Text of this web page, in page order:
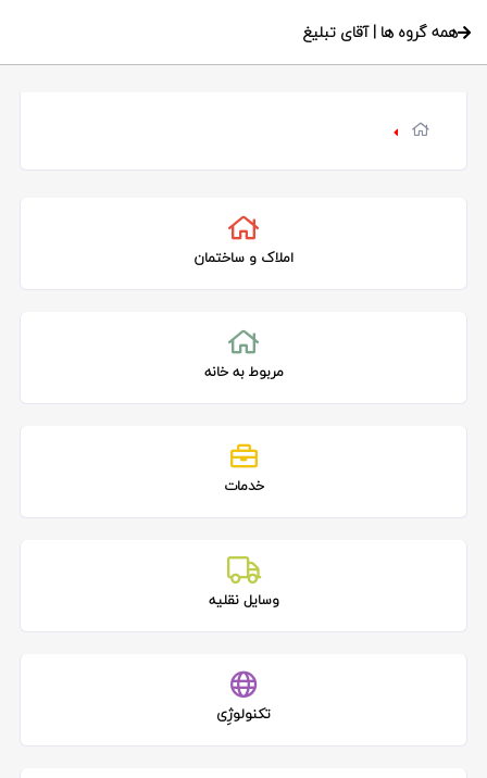
همه گروه ها | آقای تبلیغ
املاک و ساختمان
مربوط به خانه
خدمات
وسایل نقلیه
تکنولوژِی